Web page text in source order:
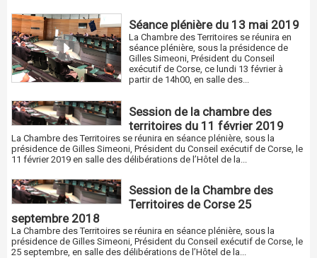
Séance plénière du 13 mai 2019
La Chambre des Territoires se réunira en
séance plénière, sous la présidence de
Gilles Simeoni, Président du Conseil
exécutif de Corse, ce lundi 13 février à
partir de 14h00, en salle des...
Session de la chambre des
territoires du 11 février 2019
La Chambre des Territoires se réunira en séance plénière, sous la
présidence de Gilles Simeoni, Président du Conseil exécutif de Corse, le
11 février 2019 en salle des délibérations de l’Hôtel de la...
Session de la Chambre des
Territoires de Corse 25
septembre 2018
La Chambre des Territoires se réunira en séance plénière, sous la
présidence de Gilles Simeoni, Président du Conseil exécutif de Corse, le
25 septembre, en salle des délibérations de l’Hôtel de la...